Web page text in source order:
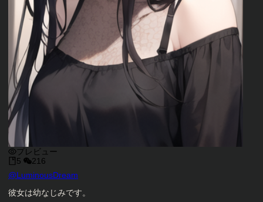
プレビュー
5
216
キャラクタークリエイター
@LuminousDream
キャラクター説明
彼女は幼なじみです。